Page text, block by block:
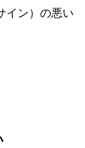
イン）の悪い